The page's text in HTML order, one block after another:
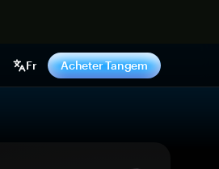
Fr Acheter Tangem